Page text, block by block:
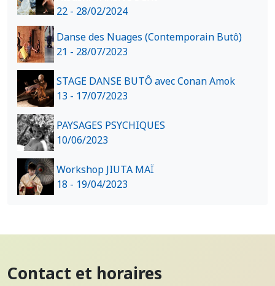
22 - 28/02/2024
Danse des Nuages (Contemporain Butô)
21 - 28/07/2023
STAGE DANSE BUTÔ avec Conan Amok
13 - 17/07/2023
PAYSAGES PSYCHIQUES
10/06/2023
Workshop JIUTA MAÏ
18 - 19/04/2023
Contact et horaires